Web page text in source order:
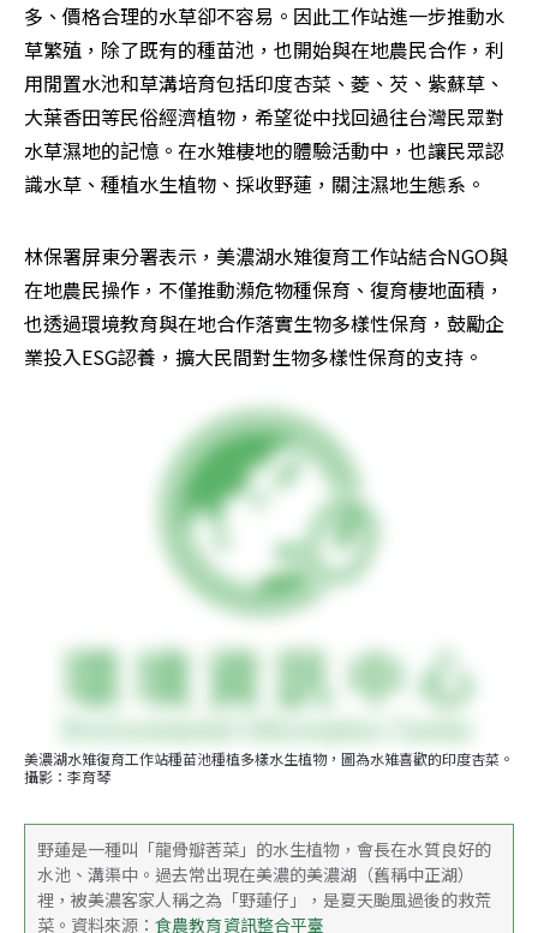
多、價格合理的水草卻不容易。因此工作站進一步推動水
草繁殖，除了既有的種苗池，也開始與在地農民合作，利
用閒置水池和草溝培育包括印度杏菜、菱、芡、紫蘇草、
大葉香田等民俗經濟植物，希望從中找回過往台灣民眾對
水草濕地的記憶。在水雉棲地的體驗活動中，也讓民眾認
識水草、種植水生植物、採收野蓮，關注濕地生態系。
林保署屏東分署表示，美濃湖水雉復育工作站結合NGO與
在地農民操作，不僅推動瀕危物種保育、復育棲地面積，
也透過環境教育與在地合作落實生物多樣性保育，鼓勵企
業投入ESG認養，擴大民間對生物多樣性保育的支持。
美濃湖水雉復育工作站種苗池種植多樣水生植物，圖為水雉喜歡的印度杏菜。
攝影：李育琴
野蓮是一種叫「龍骨瓣莕菜」的水生植物，會長在水質良好的
水池、溝渠中。過去常出現在美濃的美濃湖（舊稱中正湖）
裡，被美濃客家人稱之為「野蓮仔」，是夏天颱風過後的救荒
菜。資料來源： 食農教育資訊整合平臺